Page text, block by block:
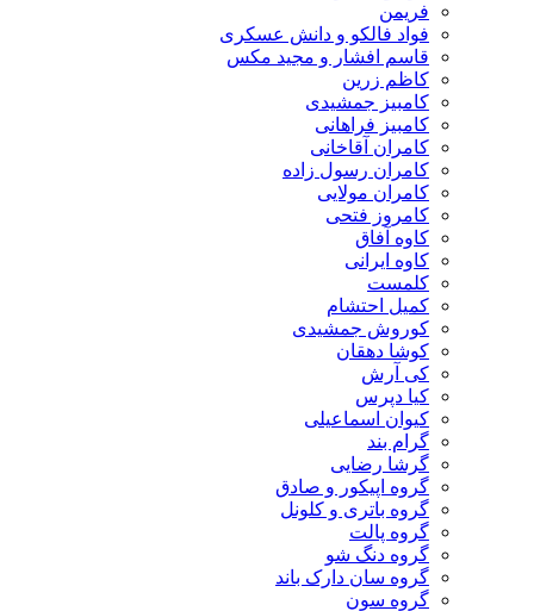
فواد فالکو و دانش عسکری
قاسم افشار و مجید مکس
کاظم زرین
کامبیز جمشیدی
کامبیز فراهانی
کامران آقاخانی
کامران رسول زاده
کامران مولایی
کامروز فتحی
کاوه آفاق
کاوه ایرانی
کلمست
کمیل احتشام
کوروش جمشیدی
کوشا دهقان
کی آرش
کیا دپرس
کیوان اسماعیلی
گرام بند
گرشا رضایی
گروه اپیکور و صادق
گروه باتری و کلونل
گروه پالت
گروه دنگ شو
گروه سان دارک باند
گروه سون